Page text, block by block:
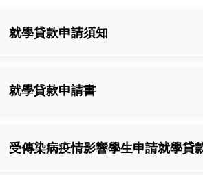
就學貸款申請須知
就學貸款申請書
受傳染病疫情影響學生申請就學貸